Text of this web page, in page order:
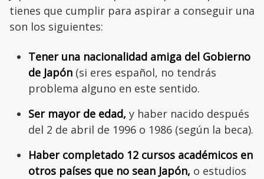
tienes que cumplir para aspirar a conseguir una
son los siguientes:
Tener una nacionalidad amiga del Gobierno
de Japón (si eres español, no tendrás
problema alguno en este sentido.
Ser mayor de edad, y haber nacido después
del 2 de abril de 1996 o 1986 (según la beca).
Haber completado 12 cursos académicos en
otros países que no sean Japón, o estudios